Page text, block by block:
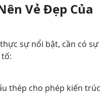
Vẻ Đẹp Của
thực sự nổi bật, cần có sự
thép cho phép kiến trúc